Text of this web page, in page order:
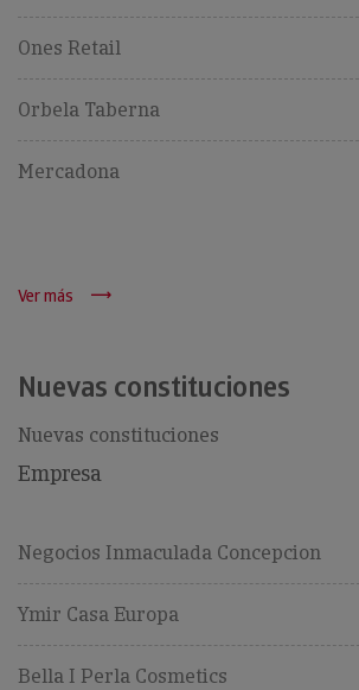
Ones Retail
Orbela Taberna
Mercadona
Ver más
Nuevas constituciones
Nuevas constituciones
Empresa
Negocios Inmaculada Concepcion
Ymir Casa Europa
Bella I Perla Cosmetics